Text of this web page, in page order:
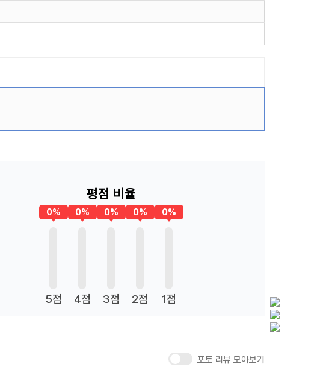
평점 비율
0%
5점
0%
4점
0%
3점
0%
2점
0%
1점
포토 리뷰 모아보기